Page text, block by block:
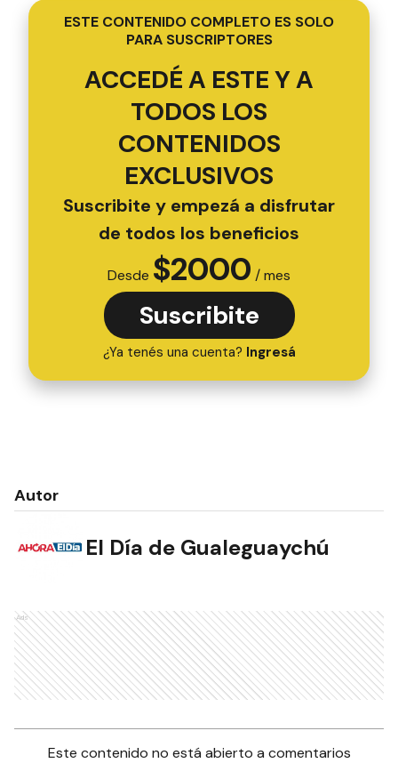
ESTE CONTENIDO COMPLETO ES SOLO
PARA SUSCRIPTORES
ACCEDÉ A ESTE Y A
TODOS LOS
CONTENIDOS
EXCLUSIVOS
Suscribite y empezá a disfrutar
de todos los beneficios
Desde $2000 / mes
Suscribite
¿Ya tenés una cuenta? Ingresá
Autor
El Día de Gualeguaychú
Ads
Este contenido no está abierto a comentarios